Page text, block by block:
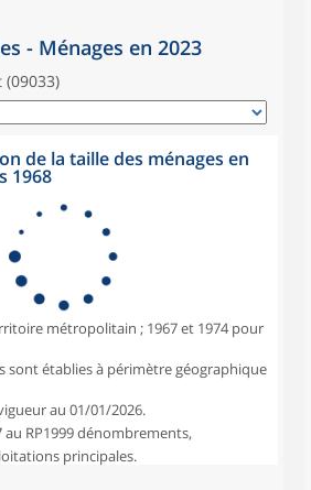
- Ménages en 2023
de la taille des ménages en
1968
métropolitain ; 1967 et 1974 pour
sont établies à périmètre géographique
au 01/01/2026.
au RP1999 dénombrements,
principales.